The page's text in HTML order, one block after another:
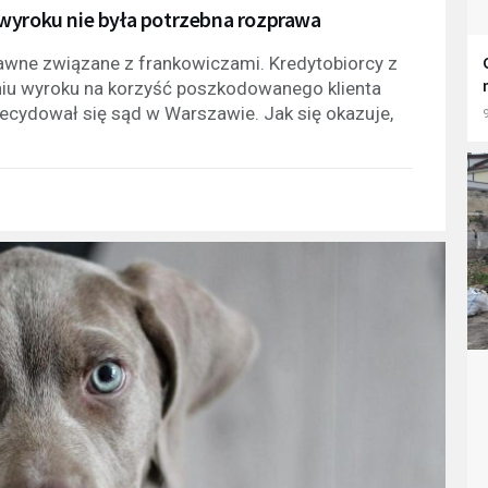
nie była potrzebna rozprawa
związane z frankowiczami. Kredytobiorcy z
wyroku na korzyść poszkodowanego klienta
się sąd w Warszawie. Jak się okazuje,